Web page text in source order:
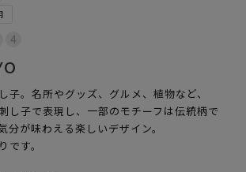
子。名所やグッズ、グルメ、植物など、
し子で表現し、一部のモチーフは伝統柄で
分が味わえる楽しいデザイン。
す。